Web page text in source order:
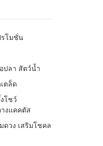
รโมชั่น
ปลา สัตว์น้ำ
ตล็ด
โชว์
างแคคตัส
ดวง เสริมโชคล